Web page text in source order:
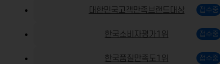
대한민국고객만족브랜드대상
한국소비자평가1위
한국품질만족도1위